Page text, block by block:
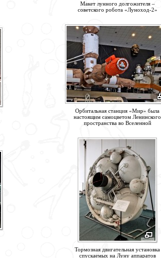
Макет лунного долгожителя –
советского робота «Луноход-2»
Орбитальная станция «Мир» была
настоящим самоцветом Ленинского
пространства во Вселенной
Тормозная двигательная установка
спускаемых на Луну аппаратов